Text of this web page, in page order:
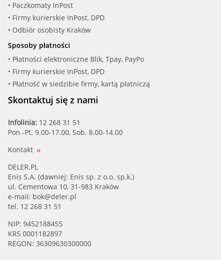
• Paczkomaty InPost
• Firmy kurierskie InPost, DPD
• Odbiór osobisty Kraków
Sposoby płatności
• Płatności elektroniczne Blik, Tpay, PayPo
• Firmy kurierskie InPost, DPD
• Płatność w siedzibie firmy, kartą płatniczą
Skontaktuj się z nami
Infolinia: 12 268 31 51
Pon.-Pt. 9.00-17.00, Sob. 8.00-14.00
Kontakt
DELER.PL
Enis S.A. (dawniej: Enis sp. z o.o. sp.k.)
ul. Cementowa 10, 31-983 Kraków
e-mail: bok@deler.pl
tel. 12 268 31 51
NIP: 9452188455
KRS 0001182897
REGON: 36309630300000